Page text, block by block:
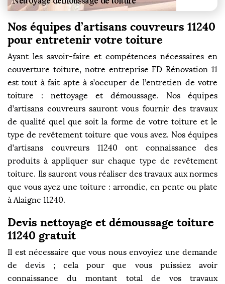
Nos équipes d’artisans couvreurs 11240
pour entretenir votre toiture
Ayant les savoir-faire et compétences nécessaires en
couverture toiture, notre entreprise FD Rénovation 11
est tout à fait apte à s’occuper de l’entretien de votre
toiture : nettoyage et démoussage. Nos équipes
d’artisans couvreurs sauront vous fournir des travaux
de qualité quel que soit la forme de votre toiture et le
type de revêtement toiture que vous avez. Nos équipes
d’artisans couvreurs 11240 ont connaissance des
produits à appliquer sur chaque type de revêtement
toiture. Ils sauront vous réaliser des travaux aux normes
que vous ayez une toiture : arrondie, en pente ou plate
à Alaigne 11240.
Devis nettoyage et démoussage toiture
11240 gratuit
Il est nécessaire que vous nous envoyiez une demande
de devis ; cela pour que vous puissiez avoir
connaissance du montant total de vos travaux